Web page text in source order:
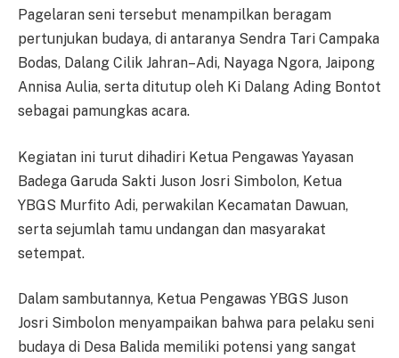
Pagelaran seni tersebut menampilkan beragam
pertunjukan budaya, di antaranya Sendra Tari Campaka
Bodas, Dalang Cilik Jahran–Adi, Nayaga Ngora, Jaipong
Annisa Aulia, serta ditutup oleh Ki Dalang Ading Bontot
sebagai pamungkas acara.
Kegiatan ini turut dihadiri Ketua Pengawas Yayasan
Badega Garuda Sakti Juson Josri Simbolon, Ketua
YBGS Murfito Adi, perwakilan Kecamatan Dawuan,
serta sejumlah tamu undangan dan masyarakat
setempat.
Dalam sambutannya, Ketua Pengawas YBGS Juson
Josri Simbolon menyampaikan bahwa para pelaku seni
budaya di Desa Balida memiliki potensi yang sangat